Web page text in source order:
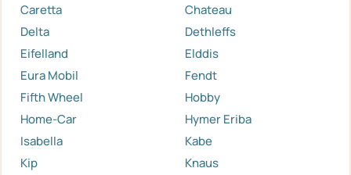
Caretta
Chateau
Delta
Dethleffs
Eifelland
Elddis
Eura Mobil
Fendt
Fifth Wheel
Hobby
Home-Car
Hymer Eriba
Isabella
Kabe
Kip
Knaus